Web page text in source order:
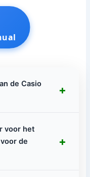
de Casio
+
voor het
de
+